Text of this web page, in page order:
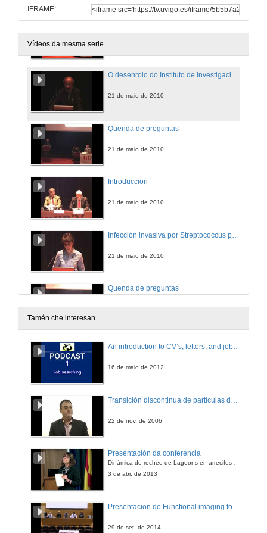
IFRAME:
Vídeos da mesma serie
Quenda de preguntas
O desenrolo do Instituto de Investigación Sanitaria de Santiago de Compostela
21 de maio de 2010
Quenda de preguntas
21 de maio de 2010
Introduccion
21 de maio de 2010
21 de maio de 2010
Quenda de preguntas
21 de maio de 2010
Quenda de preguntas
Tamén che interesan
An introduction to CV’s, letters, and job searching
16 de maio de 2012
22 de nov. de 2006
Presentación da conferencia
3 de abr. de 2013
29 de set. de 2014